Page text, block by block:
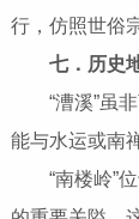
行，仿照世俗
七．历史
“漕溪”虽非
能与水运或南
“南楼岭”位